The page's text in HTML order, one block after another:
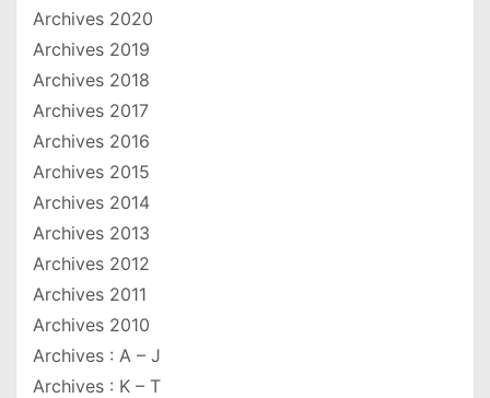
Archives 2020
Archives 2019
Archives 2018
Archives 2017
Archives 2016
Archives 2015
Archives 2014
Archives 2013
Archives 2012
Archives 2011
Archives 2010
Archives : A – J
Archives : K – T